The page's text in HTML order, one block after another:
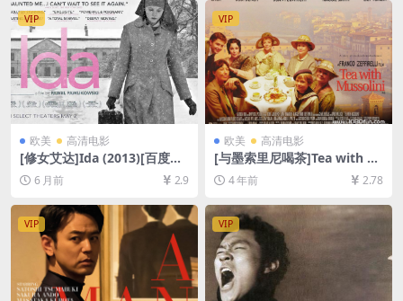
[原声中字]
幕]
VIP
欧美 高清电影
[修女艾达]Ida (2013)[百度网
盘+夸克网盘1080P超清未删
减资源][网盘在线播放/下载]
[MP4/5.2GB][中文字幕]
6 月前 2.9
VIP
欧美 高清电影
[与墨索里尼喝茶]Tea with M
ussolini (1999)[百度网盘+迅
雷云盘资源1080P超清未删减]
[MP4/7.1GB][中文字幕]
4 年前 2.78
VIP VIP